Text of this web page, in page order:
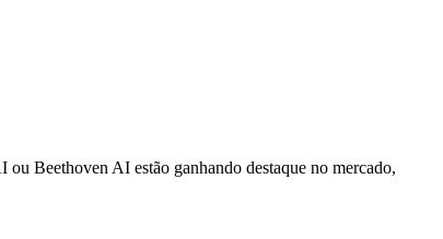
Beethoven AI estão ganhando destaque no mercado,